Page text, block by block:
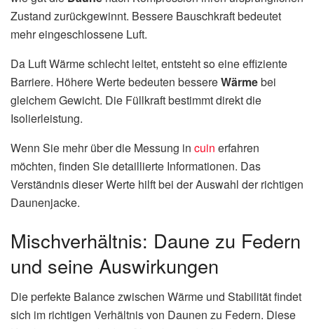
Zustand zurückgewinnt. Bessere Bauschkraft bedeutet
mehr eingeschlossene Luft.
Da Luft Wärme schlecht leitet, entsteht so eine effiziente
Barriere. Höhere Werte bedeuten bessereWärmebei
gleichem Gewicht. Die Füllkraft bestimmt direkt die
Isolierleistung.
Wenn Sie mehr über die Messung in cuin erfahren
möchten, finden Sie detaillierte Informationen. Das
Verständnis dieser Werte hilft bei der Auswahl der richtigen
Daunenjacke.
Mischverhältnis: Daune zu Federn
und seine Auswirkungen
Die perfekte Balance zwischen Wärme und Stabilität findet
sich im richtigen Verhältnis von Daunen zu Federn. Diese